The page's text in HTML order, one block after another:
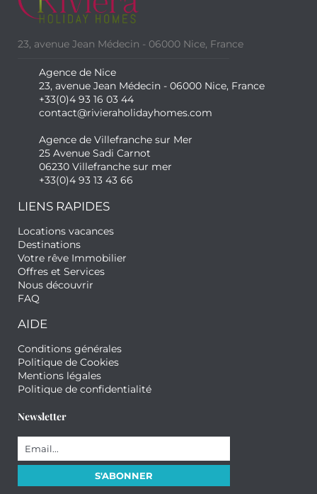
23, avenue Jean Médecin - 06000 Nice, France
Agence de Nice
23, avenue Jean Médecin - 06000 Nice, France
+33(0)4 93 16 03 44
contact@rivieraholidayhomes.com
Agence de Villefranche sur Mer
25 Avenue Sadi Carnot
06230 Villefranche sur mer
+33(0)4 93 13 43 66
LIENS RAPIDES
Locations vacances
Destinations
Votre rêve Immobilier
Offres et Services
Nous découvrir
FAQ
AIDE
Conditions générales
Politique de Cookies
Mentions légales
Politique de confidentialité
Newsletter